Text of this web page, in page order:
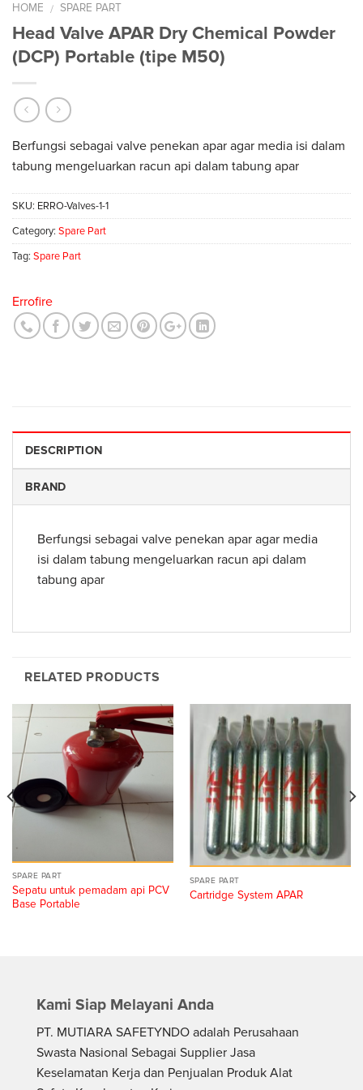
HOME / SPARE PART
Head Valve APAR Dry Chemical Powder
(DCP) Portable (tipe M50)
Berfungsi sebagai valve penekan apar agar media isi dalam
tabung mengeluarkan racun api dalam tabung apar
SKU: ERRO-Valves-1-1
Category: Spare Part
Tag: Spare Part
Errofire
DESCRIPTION
BRAND
Berfungsi sebagai valve penekan apar agar media
isi dalam tabung mengeluarkan racun api dalam
tabung apar
RELATED PRODUCTS
SPARE PART
Sepatu untuk pemadam api PCV
Base Portable
SPARE PART
Cartridge System APAR
Kami Siap Melayani Anda
PT. MUTIARA SAFETYNDO adalah Perusahaan
Swasta Nasional Sebagai Supplier Jasa
Keselamatan Kerja dan Penjualan Produk Alat